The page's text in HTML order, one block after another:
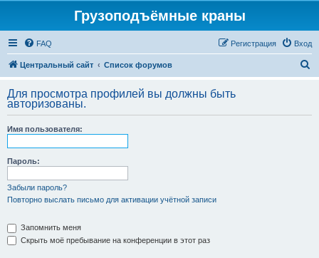
Грузоподъёмные краны
FAQ Вход
Регистрация
Центральный сайт Список форумов
с
Для просмотра профилей вы должны быть
авторизованы.
Имя пользователя:
Пароль:
Забыли пароль?
Повторно выслать письмо для активации учётной записи
Запомнить меня
Скрыть моё пребывание на конференции в этот раз